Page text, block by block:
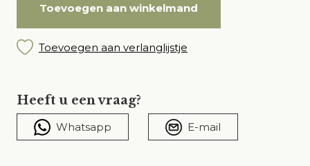
Toevoegen aan winkelmand
Toevoegen aan verlanglijstje
Heeft u een vraag?
Whatsapp E-mail